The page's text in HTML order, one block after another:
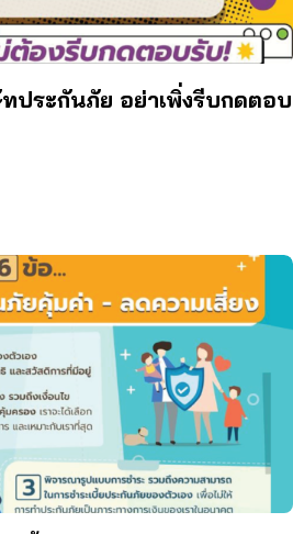
ประกันภัย อย่าเพิ่งรีบกดตอบ